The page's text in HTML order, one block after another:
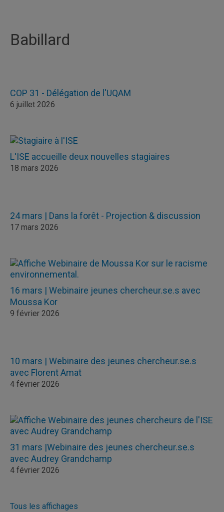
Babillard
COP 31 - Délégation de l'UQAM
6 juillet 2026
L'ISE accueille deux nouvelles stagiaires
18 mars 2026
24 mars | Dans la forêt - Projection & discussion
17 mars 2026
16 mars | Webinaire jeunes chercheur.se.s avec
Moussa Kor
9 février 2026
10 mars | Webinaire des jeunes chercheur.se.s
avec Florent Amat
4 février 2026
31 mars |Webinaire des jeunes chercheur.se.s
avec Audrey Grandchamp
4 février 2026
Tous les affichages